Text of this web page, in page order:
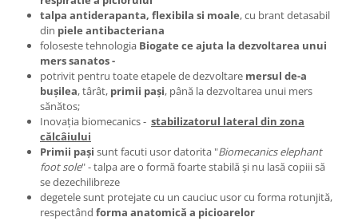
talpa antiderapanta, flexibila si moale, cu brant detasabil
din piele antibacteriana
foloseste tehnologia Biogate ce ajuta la dezvoltarea unui
mers sanatos -
potrivit pentru toate etapele de dezvoltare mersul de-a
buşilea, târât, primii paşi, până la dezvoltarea unui mers
sănătos;
Inovaţia biomecanics - stabilizatorul lateral din zona
călcâiului
Primii paşi sunt facuti usor datorita "Biomecanics elephant
foot sole" - talpa are o formă foarte stabilă şi nu lasă copiii să
se dezechilibreze
degetele sunt protejate cu un cauciuc usor cu forma rotunjită,
respectând forma anatomică a picioarelor